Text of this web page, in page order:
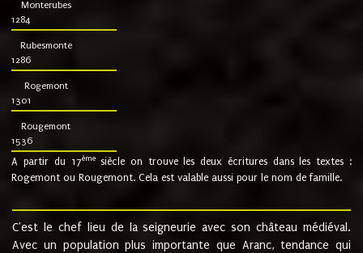
Monterubes
1284
Rubesmonte
1286
Rogemont
1301
Rougemont
1536
A partir du 17ème siècle on trouve les deux écritures dans les textes :
Rogemont ou Rougemont. Cela est valable aussi pour le nom de famille.
C'est le chef lieu de la seigneurie avec son château médiéval.
Avec un population plus importante que Aranc, tendance qui